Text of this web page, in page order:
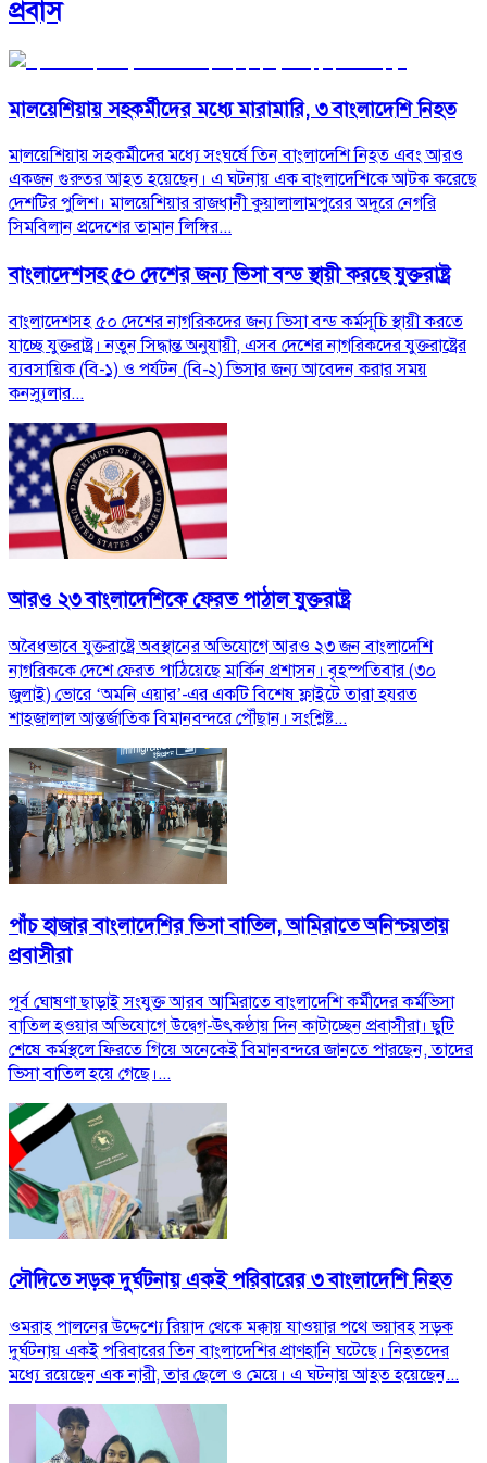
প্রবাস
মালয়েশিয়ায় সহকর্মীদের মধ্যে মারামারি, ৩ বাংলাদেশি নিহত
মালয়েশিয়ায় সহকর্মীদের মধ্যে সংঘর্ষে তিন বাংলাদেশি নিহত এবং আরও
একজন গুরুতর আহত হয়েছেন। এ ঘটনায় এক বাংলাদেশিকে আটক করেছে
দেশটির পুলিশ। মালয়েশিয়ার রাজধানী কুয়ালালামপুরের অদূরে নেগরি
সিমবিলান প্রদেশের তামান লিঙ্গির...
বাংলাদেশসহ ৫০ দেশের জন্য ভিসা বন্ড স্থায়ী করছে যুক্তরাষ্ট্র
বাংলাদেশসহ ৫০ দেশের নাগরিকদের জন্য ভিসা বন্ড কর্মসূচি স্থায়ী করতে
যাচ্ছে যুক্তরাষ্ট্র। নতুন সিদ্ধান্ত অনুযায়ী, এসব দেশের নাগরিকদের যুক্তরাষ্ট্রের
ব্যবসায়িক (বি-১) ও পর্যটন (বি-২) ভিসার জন্য আবেদন করার সময়
কনস্যুলার...
আরও ২৩ বাংলাদেশিকে ফেরত পাঠাল যুক্তরাষ্ট্র
অবৈধভাবে যুক্তরাষ্ট্রে অবস্থানের অভিযোগে আরও ২৩ জন বাংলাদেশি
নাগরিককে দেশে ফেরত পাঠিয়েছে মার্কিন প্রশাসন। বৃহস্পতিবার (৩০
জুলাই) ভোরে ‘অমনি এয়ার’-এর একটি বিশেষ ফ্লাইটে তারা হযরত
শাহজালাল আন্তর্জাতিক বিমানবন্দরে পৌঁছান। সংশ্লিষ্ট...
পাঁচ হাজার বাংলাদেশির ভিসা বাতিল, আমিরাতে অনিশ্চয়তায়
প্রবাসীরা
পূর্ব ঘোষণা ছাড়াই সংযুক্ত আরব আমিরাতে বাংলাদেশি কর্মীদের কর্মভিসা
বাতিল হওয়ার অভিযোগে উদ্বেগ-উৎকণ্ঠায় দিন কাটাচ্ছেন প্রবাসীরা। ছুটি
শেষে কর্মস্থলে ফিরতে গিয়ে অনেকেই বিমানবন্দরে জানতে পারছেন, তাদের
ভিসা বাতিল হয়ে গেছে।...
সৌদিতে সড়ক দুর্ঘটনায় একই পরিবারের ৩ বাংলাদেশি নিহত
ওমরাহ পালনের উদ্দেশ্যে রিয়াদ থেকে মক্কায় যাওয়ার পথে ভয়াবহ সড়ক
দুর্ঘটনায় একই পরিবারের তিন বাংলাদেশির প্রাণহানি ঘটেছে। নিহতদের
মধ্যে রয়েছেন এক নারী, তার ছেলে ও মেয়ে। এ ঘটনায় আহত হয়েছেন...